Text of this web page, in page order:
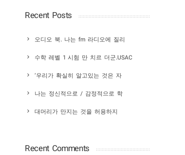
Recent Posts
오디오 북. 나는 fm 라디오에 질리
수학 레벨 1 시험 만 치르 더군.USAC
‘우리가 확실히 알고있는 것은 자
나는 정신적으로 / 감정적으로 학
대머리가 만지는 것을 허용하지
Recent Comments